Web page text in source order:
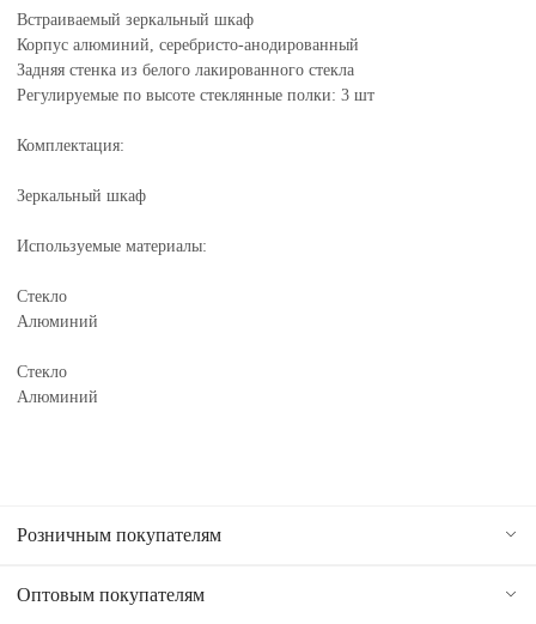
Встраиваемый зеркальный шкаф
Корпус алюминий, серебристо-анодированный
Задняя стенка из белого лакированного стекла
Регулируемые по высоте стеклянные полки: 3 шт
Комплектация:
Зеркальный шкаф
Используемые материалы:
Стекло
Алюминий
Стекло
Алюминий
Розничным покупателям
Оптовым покупателям